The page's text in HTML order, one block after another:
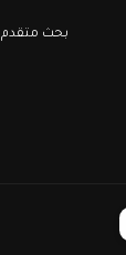
بحث متقدم